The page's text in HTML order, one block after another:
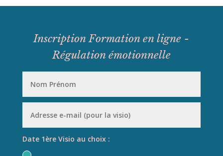
Inscription Formation en ligne -
Régulation émotionnelle
Date 1ère Visio au choix :